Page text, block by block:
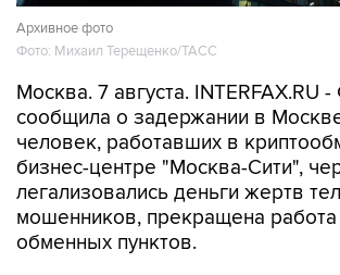
Архивное фото
Фото: Михаил Терещенко/ТАСС
Москва. 7 августа. INTERFAX.RU
сообщила о задержании в
человек, работавших в
бизнес-центре "Москва-Сити",
легализовались деньги жертв
мошенников, прекращена работа
обменных пунктов.